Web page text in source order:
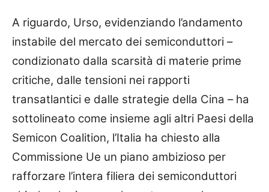
A riguardo, Urso, evidenziando l’andamento
instabile del mercato dei semiconduttori –
condizionato dalla scarsità di materie prime
critiche, dalle tensioni nei rapporti
transatlantici e dalle strategie della Cina – ha
sottolineato come insieme agli altri Paesi della
Semicon Coalition, l’Italia ha chiesto alla
Commissione Ue un piano ambizioso per
rafforzare l’intera filiera dei semiconduttori